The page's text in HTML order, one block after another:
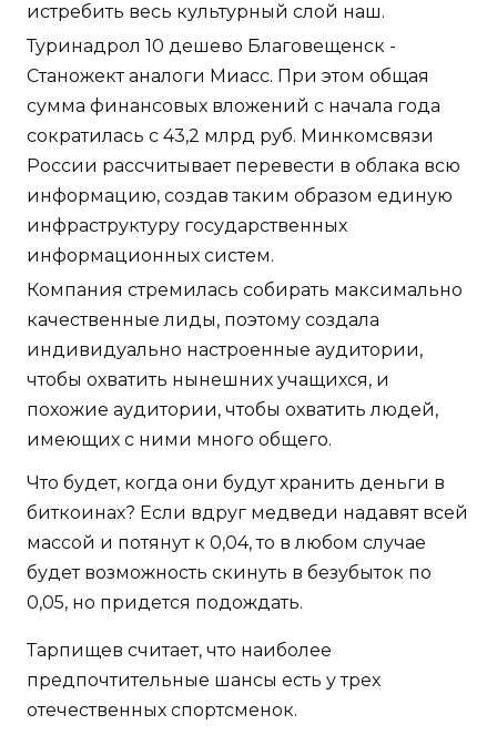
истребить весь культурный слой наш.
Туринадрол 10 дешево Благовещенск -
Станожект аналоги Миасс. При этом общая
сумма финансовых вложений с начала года
сократилась с 43,2 млрд руб. Минкомсвязи
России рассчитывает перевести в облака всю
информацию, создав таким образом единую
инфраструктуру государственных
информационных систем.
Компания стремилась собирать максимально
качественные лиды, поэтому создала
индивидуально настроенные аудитории,
чтобы охватить нынешних учащихся, и
похожие аудитории, чтобы охватить людей,
имеющих с ними много общего.
Что будет, когда они будут хранить деньги в
биткоинах? Если вдруг медведи надавят всей
массой и потянут к 0,04, то в любом случае
будет возможность скинуть в безубыток по
0,05, но придется подождать.
Тарпищев считает, что наиболее
предпочтительные шансы есть у трех
отечественных спортсменок.